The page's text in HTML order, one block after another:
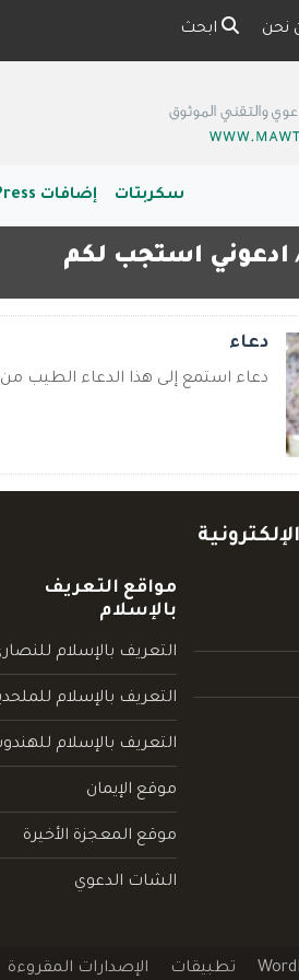
نحن ابحث
سكربتات إضافات WordPress
ادعوني استجب لكم
دعاء
دعاء استمع إلى هذا الدعاء الطيب من
مواقع التعريف
بالإسلام
التعريف بالإسلام
التعريف بالإسلام
التعريف بالإسلام
موقع الإيمان
موقع المعجزة الأخيرة
الشات الدعوي
تطبيقات الإصدارات المقروءة